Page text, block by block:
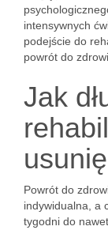
intensywnych
podejście do
powrót do
Jak
Powrót do
indywidualna, a
tygodni do